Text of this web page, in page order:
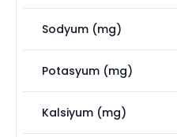
Sodyum (mg)
Potasyum (mg)
Kalsiyum (mg)